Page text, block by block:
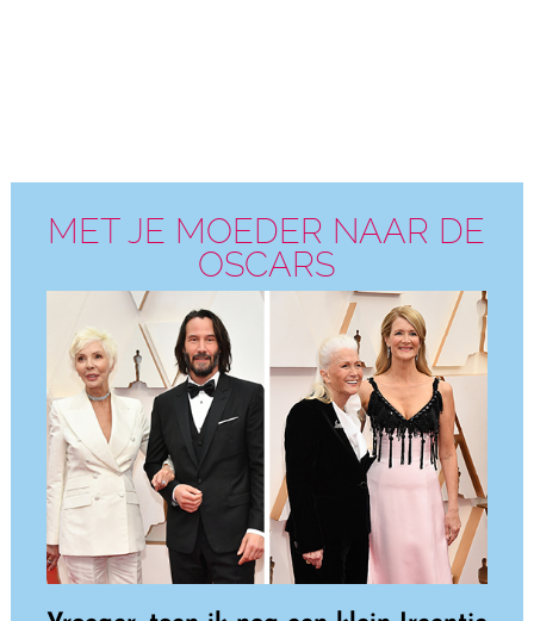
MET JE MOEDER NAAR DE
OSCARS